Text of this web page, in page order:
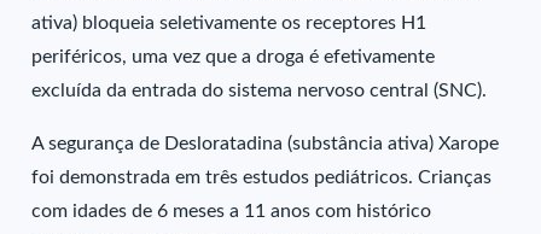
ativa) bloqueia seletivamente os receptores H1
periféricos, uma vez que a droga é efetivamente
excluída da entrada do sistema nervoso central (SNC).
A segurança de Desloratadina (substância ativa) Xarope
foi demonstrada em três estudos pediátricos. Crianças
com idades de 6 meses a 11 anos com histórico